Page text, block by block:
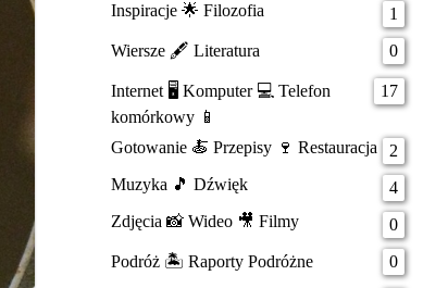
Inspiracje 🌟 Filozofia
1
Wiersze 🖋️ Literatura
0
Internet 🖥️ Komputer 💻 Telefon
komórkowy 📱
17
Gotowanie 🍝 Przepisy 🍷 Restauracja
2
Muzyka 🎵 Dźwięk
4
Zdjęcia 📸 Wideo 🎥 Filmy
0
Podróż 🏝️ Raporty Podróżne
0